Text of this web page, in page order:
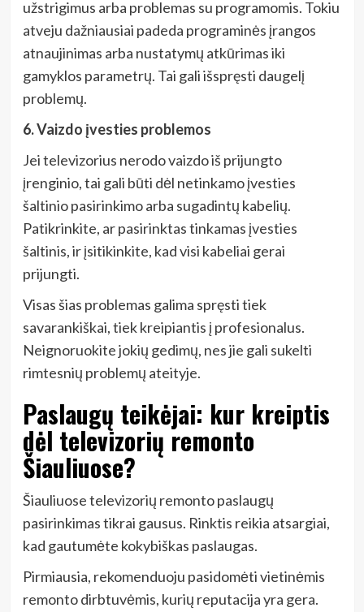
užstrigimus arba problemas su programomis. Tokiu
atveju dažniausiai padeda programinės įrangos
atnaujinimas arba nustatymų atkūrimas iki
gamyklos parametrų. Tai gali išspręsti daugelį
problemų.
6. Vaizdo įvesties problemos
Jei televizorius nerodo vaizdo iš prijungto
įrenginio, tai gali būti dėl netinkamo įvesties
šaltinio pasirinkimo arba sugadintų kabelių.
Patikrinkite, ar pasirinktas tinkamas įvesties
šaltinis, ir įsitikinkite, kad visi kabeliai gerai
prijungti.
Visas šias problemas galima spręsti tiek
savarankiškai, tiek kreipiantis į profesionalus.
Neignoruokite jokių gedimų, nes jie gali sukelti
rimtesnių problemų ateityje.
Paslaugų teikėjai: kur kreiptis
dėl televizorių remonto
Šiauliuose?
Šiauliuose televizorių remonto paslaugų
pasirinkimas tikrai gausus. Rinktis reikia atsargiai,
kad gautumėte kokybiškas paslaugas.
Pirmiausia, rekomenduoju pasidomėti vietinėmis
remonto dirbtuvėmis, kurių reputacija yra gera.